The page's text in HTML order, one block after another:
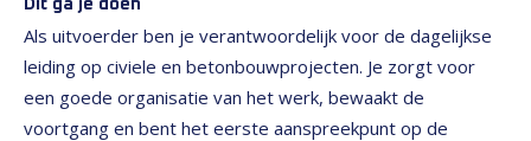
Dit ga je doen
Als uitvoerder ben je verantwoordelijk voor de dagelijkse
leiding op civiele en betonbouwprojecten. Je zorgt voor
een goede organisatie van het werk, bewaakt de
voortgang en bent het eerste aanspreekpunt op de